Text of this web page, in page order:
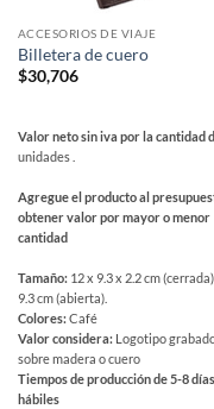
ACCESORIOS DE VIAJE
Billetera de cuero
$30,706
Valor neto sin iva por la cantidad
unidades .
Agregue el producto al
obtener valor por mayor o menor
cantidad
Tamaño: 12 x 9.3 x 2.2 cm
9.3 cm (abierta).
Colores:Café
Valor considera: Logotipo
sobre madera o cuero
Tiempos de producción de 5-8 días
hábiles